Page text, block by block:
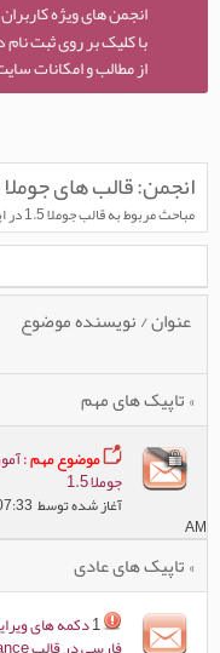
انجمن های ویژه
با کلیک بر روی ثبت
از مطالب و امکانات
انجمن:قالب های جوملا 1.5 فارسی
مباحث مربوط به قالب جوملا 1.5 در این بخش مطرح می شود .
عنوان/نویسنده موضوع
» تاپیک های مهم
موضوع مهم :
جوملا 1.5
آغاز شده توسط
AM
» تاپیک های عادی
1